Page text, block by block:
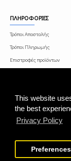
This website
the best
Privacy Policy
Preferences
ΠΛΗΡΟΦΟΡΙΕΣ
Τρόποι Αποστολής
Τρόποι Πληρωμής
Επιστροφές προϊόντων
paints-